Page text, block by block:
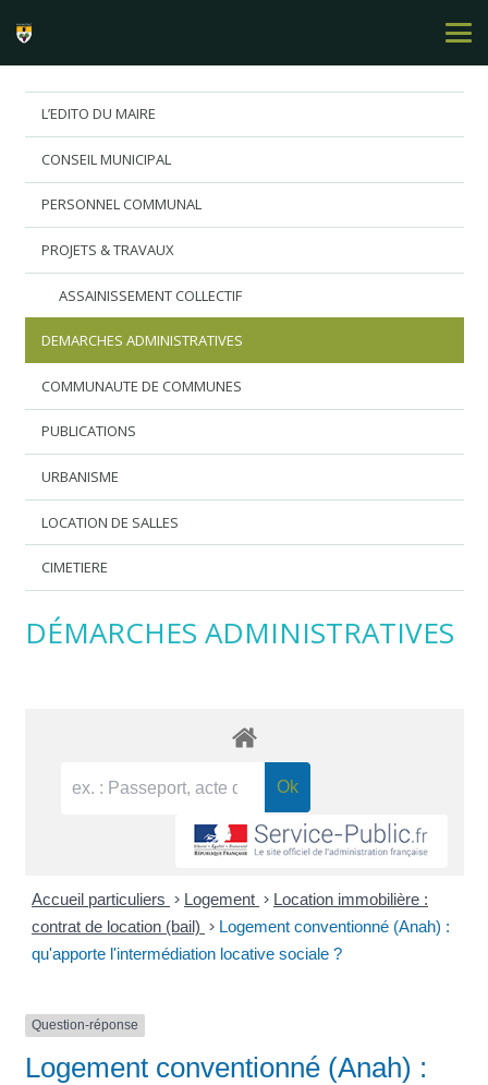
L’EDITO DU MAIRE
CONSEIL MUNICIPAL
PERSONNEL COMMUNAL
PROJETS & TRAVAUX
ASSAINISSEMENT COLLECTIF
DEMARCHES ADMINISTRATIVES
COMMUNAUTE DE COMMUNES
PUBLICATIONS
URBANISME
LOCATION DE SALLES
CIMETIERE
DÉMARCHES ADMINISTRATIVES
Accueil particuliers > Logement > Location immobilière :
contrat de location (bail) > Logement conventionné (Anah) :
qu'apporte l'intermédiation locative sociale ?
Question-réponse
Logement conventionné (Anah) :